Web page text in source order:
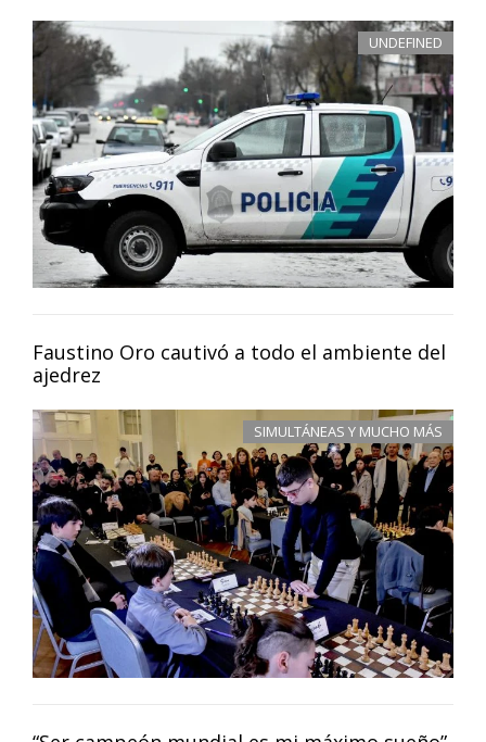
UNDEFINED
Faustino Oro cautivó a todo el ambiente del
ajedrez
SIMULTÁNEAS Y MUCHO MÁS